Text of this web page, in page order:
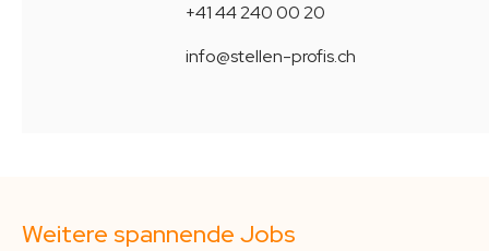
+41 44 240 00 20
info@stellen-profis.ch
Weitere spannende Jobs